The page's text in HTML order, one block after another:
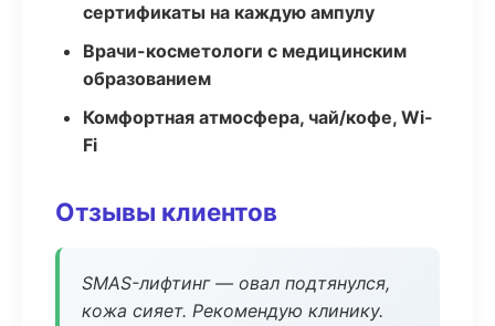
сертификаты на каждую ампулу
Врачи-косметологи с медицинским
образованием
Комфортная атмосфера, чай/кофе, Wi-
Fi
Отзывы клиентов
SMAS-лифтинг — овал подтянулся,
кожа сияет. Рекомендую клинику.